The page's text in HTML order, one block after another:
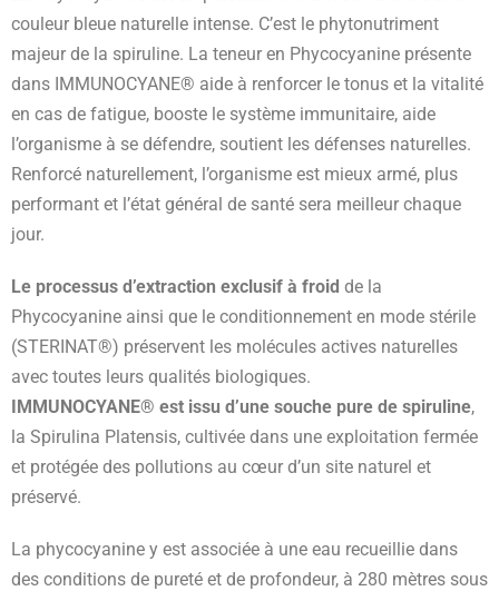
couleur bleue naturelle intense. C’est le phytonutriment
majeur de la spiruline. La teneur en Phycocyanine présente
dans IMMUNOCYANE® aide à renforcer le tonus et la vitalité
en cas de fatigue, booste le système immunitaire, aide
l’organisme à se défendre, soutient les défenses naturelles.
Renforcé naturellement, l’organisme est mieux armé, plus
performant et l’état général de santé sera meilleur chaque
jour.
Le processus d’extraction exclusif à froid de la
Phycocyanine ainsi que le conditionnement en mode stérile
(STERINAT®) préservent les molécules actives naturelles
avec toutes leurs qualités biologiques.
IMMUNOCYANE® est issu d’une souche pure de spiruline,
la Spirulina Platensis, cultivée dans une exploitation fermée
et protégée des pollutions au cœur d’un site naturel et
préservé.
La phycocyanine y est associée à une eau recueillie dans
des conditions de pureté et de profondeur, à 280 mètres sous